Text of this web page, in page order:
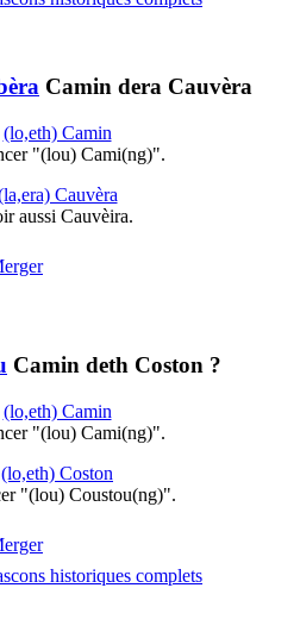
Camin dera Cauvèra
(lo,eth) Camin
"(lou) Cami(ng)".
Cauvèra
aussi Cauvèira.
Camin deth Coston ?
(lo,eth) Camin
"(lou) Cami(ng)".
(lo,eth) Coston
"(lou) Coustou(ng)".
historiques complets